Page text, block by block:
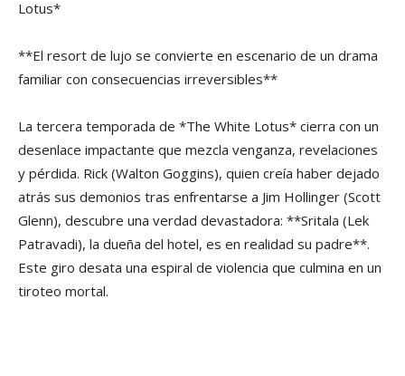
Lotus*
**El resort de lujo se convierte en escenario de un drama
familiar con consecuencias irreversibles**
La tercera temporada de *The White Lotus* cierra con un
desenlace impactante que mezcla venganza, revelaciones
y pérdida. Rick (Walton Goggins), quien creía haber dejado
atrás sus demonios tras enfrentarse a Jim Hollinger (Scott
Glenn), descubre una verdad devastadora: **Sritala (Lek
Patravadi), la dueña del hotel, es en realidad su padre**.
Este giro desata una espiral de violencia que culmina en un
tiroteo mortal.